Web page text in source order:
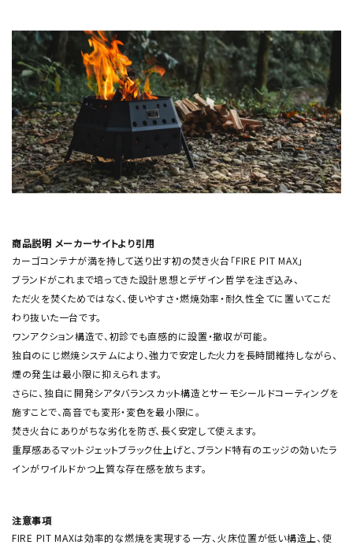
商品説明 メーカーサイトより引用
カーゴコンテナが満を持して送り出す初の焚き火台「FIRE PIT MAX」
ブランドがこれまで培ってきた設計思想とデザイン哲学を注ぎ込み、
ただ火を焚くためではなく、使いやすさ・燃焼効率・耐久性全てに置いてこだ
わり抜いた一台です。
ワンアクション構造で、初診でも直感的に設置・撤収が可能。
独自のにじ燃焼システムにより、強力で安定した火力を長時間維持しながら、
煙の発生は最小限に抑えられます。
さらに、独自に開発シアタバランスカット構造とサーモシールドコーティングを
施すことで、高音でも変形・変色を最小限に。
焚き火台にありがちな劣化を防ぎ、長く安定して使えます。
重厚感あるマットジェットブラック仕上げと、ブランド特有のエッジの効いたラ
インがワイルドかつ上質な存在感を放ちます。
注意事項
FIRE PIT MAXは効率的な燃焼を実現する一方、火床位置が低い構造上、使